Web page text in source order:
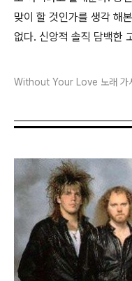
맞이 할 것인가를 생각 해
없다. 신앙적 솔직 담백한
Without Your Love 노래 가